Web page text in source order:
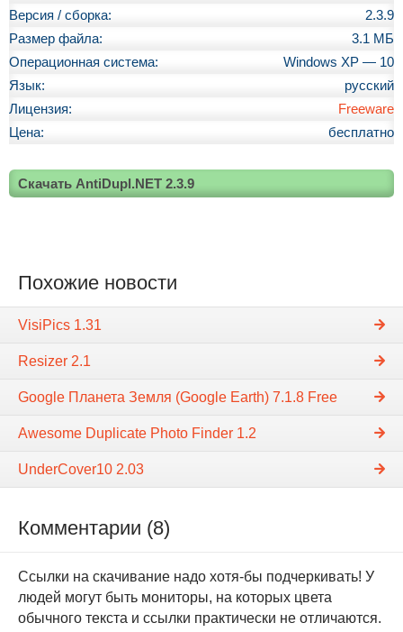
Версия / сборка:
2.3.9
Размер файла:
3.1 МБ
Операционная система:
Windows XP — 10
Язык:
русский
Лицензия:
Freeware
Цена:
бесплатно
Скачать AntiDupl.NET 2.3.9
Похожие новости
VisiPics 1.31
Resizer 2.1
Google Планета Земля (Google Earth) 7.1.8 Free
Awesome Duplicate Photo Finder 1.2
UnderCover10 2.03
Комментарии (8)
Ссылки на скачивание надо хотя-бы подчеркивать! У
людей могут быть мониторы, на которых цвета
обычного текста и ссылки практически не отличаются.